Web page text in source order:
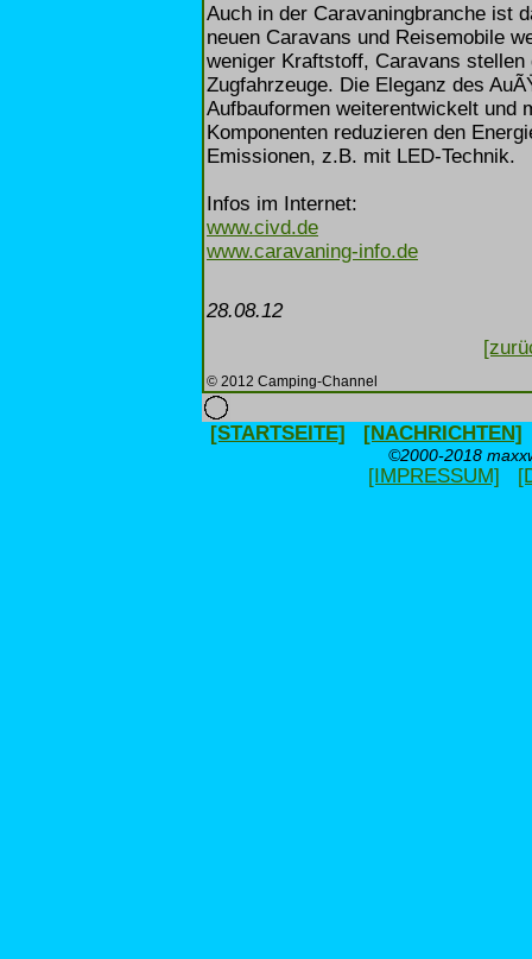
Auch in der Caravaningbranche ist
neuen Caravans und Reisemobile
weniger Kraftstoff, Caravans
Zugfahrzeuge. Die Eleganz des
Aufbauformen weiterentwickelt und
Komponenten reduzieren den
Emissionen, z.B. mit LED-Technik.
Infos im Internet:
www.civd.de
www.caravaning-info.de
28.08.12
© 2012 Camping-Channel
[STARTSEITE] [NACHRICHTEN]
©2000-2018
[IMPRESSUM]